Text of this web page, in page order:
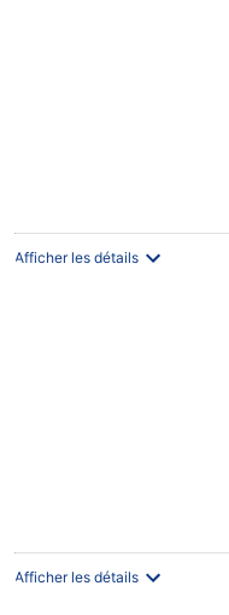
Afficher les détails
Afficher les détails